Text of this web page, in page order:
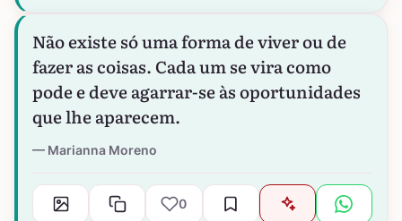
Não existe só uma forma de viver ou de
fazer as coisas. Cada um se vira como
pode e deve agarrar-se às oportunidades
que lhe aparecem.
Marianna Moreno
0